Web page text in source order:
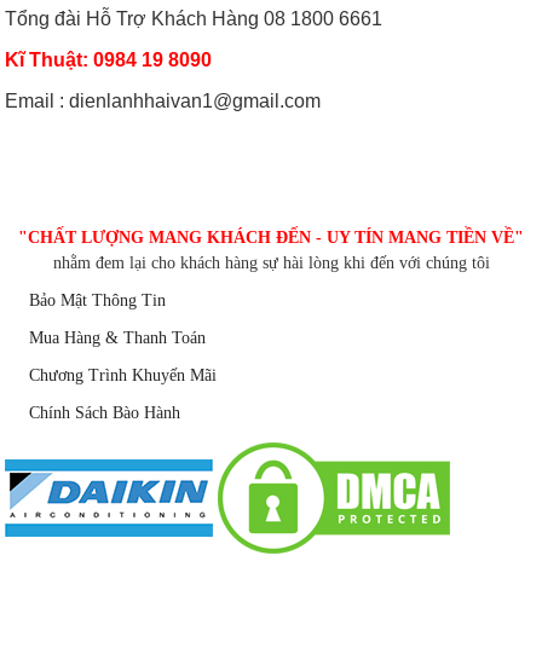
Tổng đài Hỗ Trợ Khách Hàng 08 1800 6661
Kĩ Thuật: 0984 19 8090
Email : dienlanhhaivan1@gmail.com
"CHẤT LƯỢNG MANG KHÁCH ĐẾN - UY TÍN MANG TIỀN VỀ"
nhằm đem lại cho khách hàng sự hài lòng khi đến với chúng tôi
Bảo Mật Thông Tin
Mua Hàng & Thanh Toán
Chương Trình Khuyến Mãi
Chính Sách Bào Hành